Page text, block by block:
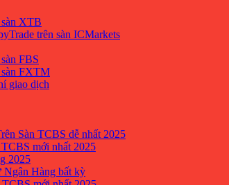
XTB
trên sàn ICMarkets
FBS
sàn FXTM
giao dịch
Sàn TCBS dễ nhất 2025
mới nhất 2025
2025
Hàng bất kỳ